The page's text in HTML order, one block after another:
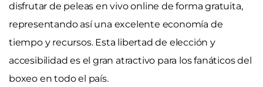
disfrutar de peleas en vivo online de forma gratuita,
representando así una excelente economía de
tiempo y recursos. Esta libertad de elección y
accesibilidad es el gran atractivo para los fanáticos del
boxeo en todo el país.